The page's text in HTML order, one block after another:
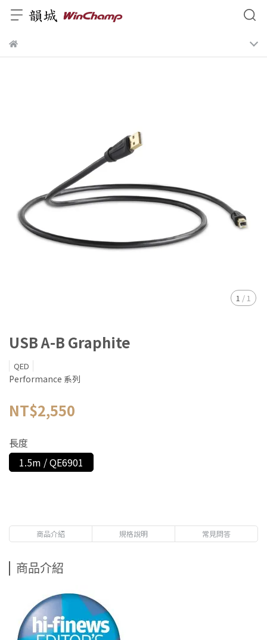
1 / 1
USB A-B Graphite
QED
Performance 系列
NT$2,550
長度
1.5m / QE6901
商品介紹 規格說明 常見問答
商品介紹